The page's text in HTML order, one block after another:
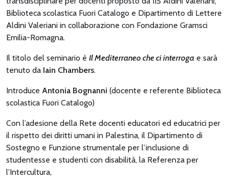
Biblioteca scolastica Fuori Catalogo e Dipartimento di Lettere
Aldini Valeriani in collaborazione con Fondazione Gramsci
Emilia-Romagna.
Il titolo del seminario è Il Mediterraneo che ci interroga e sarà
tenuto da Iain Chambers.
Introduce Antonia Bognanni (docente e referente Biblioteca
scolastica Fuori Catalogo)
Con l’adesione della Rete docenti educatori ed educatrici per
il rispetto dei diritti umani in Palestina, il Dipartimento di
Sostegno e Funzione strumentale per l’inclusione di
studentesse e studenti con disabilità, la Referenza per
l’Intercultura,